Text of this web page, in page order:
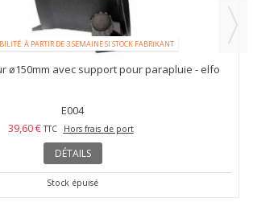
À PARTIR DE 3 SEMAINE SI STOCK FABRIKANT
ø150mm avec support pour parapluie - elfo
E004
39,60 € TTC Hors frais de port
DÉTAILS
Stock épuisé